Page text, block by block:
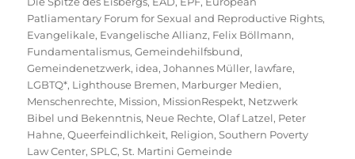
Patliamentary Forum for Sexual and Reproductive Rights,
Evangelikale, Evangelische Allianz, Felix Böllmann,
Fundamentalismus,Gemeindehilfsbund,
Gemeindenetzwerk, idea,Johannes Müller, lawfare,
LGBTQ*, Lighthouse Bremen, Marburger Medien,
Menschenrechte, Mission, MissionRespekt, Netzwerk
Bibel und Bekenntnis, Neue Rechte,Olaf Latzel, Peter
Hahne,Queerfeindlichkeit, Religion,Southern Poverty
Law Center,SPLC,St. Martini Gemeinde